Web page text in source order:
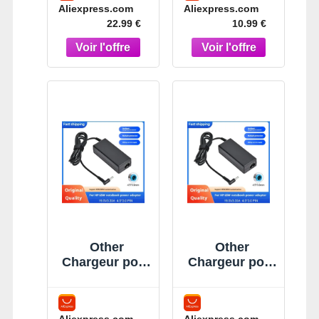
câble tactile
EPM20 LF-
G934P
DA300016910
Aliexpress.com
22.99 €
20V 3.25A,
adaptateur
pour Lenovo
ThinkPad, HP,
Chromebook,
d'alimentation
rapide de type
C
Aliexpress.com
10.99 €
Other
Chargeur pour
adaptateur
Other
Chargeur pour
adaptateur